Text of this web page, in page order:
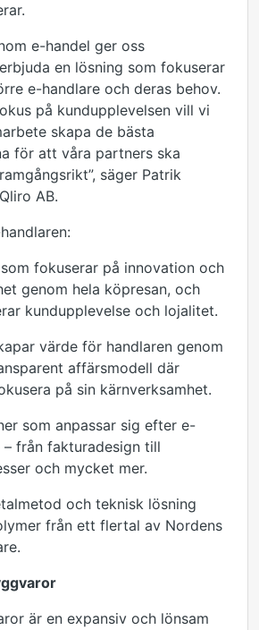
e-handel ger oss
en lösning som fokuserar
e-handlare och deras behov.
på kundupplevelsen vill vi
skapa de bästa
för att våra partners ska
säger Patrik
AB.
fokuserar på innovation och
genom hela köpresan, och
kundupplevelse och lojalitet.
värde för handlaren genom
affärsmodell där
på sin kärnverksamhet.
som anpassar sig efter e-
– från fakturadesign till
och mycket mer.
och teknisk lösning
från ett flertal av Nordens
är en expansiv och lönsam